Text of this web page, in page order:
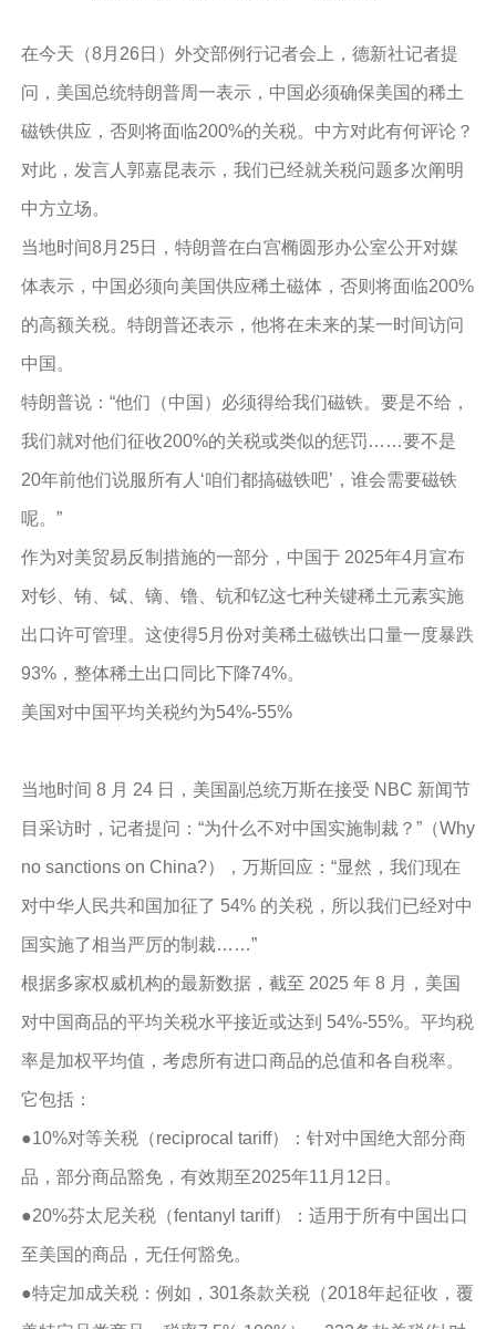
在今天（8月26日）外交部例行记者会上，德新社记者提
问，美国总统特朗普周一表示，中国必须确保美国的稀土
磁铁供应，否则将面临200%的关税。中方对此有何评论？
对此，发言人郭嘉昆表示，我们已经就关税问题多次阐明
中方立场。
当地时间8月25日，特朗普在白宫椭圆形办公室公开对媒
体表示，中国必须向美国供应稀土磁体，否则将面临200%
的高额关税。特朗普还表示，他将在未来的某一时间访问
中国。
特朗普说：“他们（中国）必须得给我们磁铁。要是不给，
我们就对他们征收200%的关税或类似的惩罚……要不是
20年前他们说服所有人‘咱们都搞磁铁吧’，谁会需要磁铁
呢。”
作为对美贸易反制措施的一部分，中国于 2025年4月宣布
对钐、铕、铽、镝、镥、钪和钇这七种关键稀土元素实施
出口许可管理。这使得5月份对美稀土磁铁出口量一度暴跌
93%，整体稀土出口同比下降74%。
美国对中国平均关税约为54%-55%
当地时间 8 月 24 日，美国副总统万斯在接受 NBC 新闻节
目采访时，记者提问：“为什么不对中国实施制裁？”（Why
no sanctions on China?），万斯回应：“显然，我们现在
对中华人民共和国加征了 54% 的关税，所以我们已经对中
国实施了相当严厉的制裁……”
根据多家权威机构的最新数据，截至 2025 年 8 月，美国
对中国商品的平均关税水平接近或达到 54%-55%。平均税
率是加权平均值，考虑所有进口商品的总值和各自税率。
它包括：
●10%对等关税（reciprocal tariff）：针对中国绝大部分商
品，部分商品豁免，有效期至2025年11月12日。
●20%芬太尼关税（fentanyl tariff）：适用于所有中国出口
至美国的商品，无任何豁免。
●特定加成关税：例如，301条款关税（2018年起征收，覆